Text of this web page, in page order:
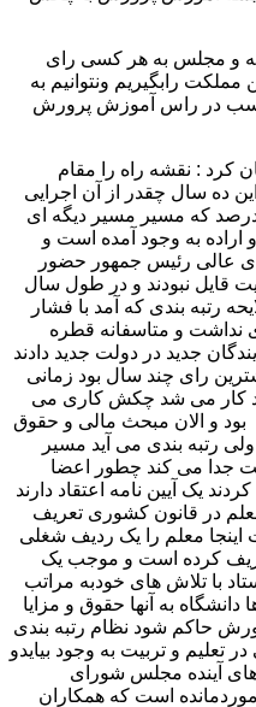
و مجلس به هر کسی رای
مملکت رابگیریم ونتوانیم به
در راس آموزش پرورش
: نقشه راه را مقام
ده سال چقدر از آن اجرایی
درصد که مسیر مسیر دیگه ای
اراده به وجود آمده است و
عالی رئیس جمهور حضور
قایل نبودند و در طول سال
رتبه بندی که آمد با فشار
نداشت و متاسفانه قطره
جدید در دولت جدید دادند
بیشترین رای چند سال بود زمانی
کار می شد چکش کاری می
بود و الان مبحث مالی و حقوق
رتبه بندی می آید مسیر
جدا می کند چطور اعضا
یک آیین نامه اعتقاد دارند
در قانون کشوری تعریف
معلم را یک ردیف شغلی
کرده است و موجب یک
با تلاش های خودبه مراتب
دانشگاه به آنها حقوق و مزایا
حاکم شود نظام رتبه بندی
تعلیم و تربیت به وجود بیایدو
آینده مجلس شورای
است که همکاران